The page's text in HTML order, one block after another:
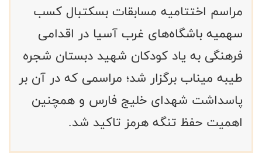
مراسم اختتامیه مسابقات بسکتبال کسب
سهمیه باشگاه‌های غرب آسیا در اقدامی
فرهنگی به یاد کودکان شهید دبستان شجره
طیبه میناب برگزار شد؛ مراسمی که در آن بر
پاسداشت شهدای خلیج فارس و همچنین
اهمیت حفظ تنگه هرمز تاکید شد.